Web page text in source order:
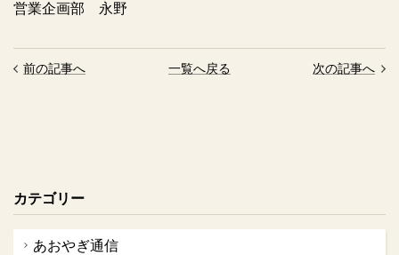
営業企画部 永野
前の記事へ 一覧へ戻る 次の記事へ
カテゴリー
あおやぎ通信